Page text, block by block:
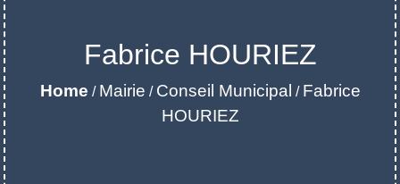
Fabrice HOURIEZ
Home / Mairie / Conseil Municipal / Fabrice
HOURIEZ